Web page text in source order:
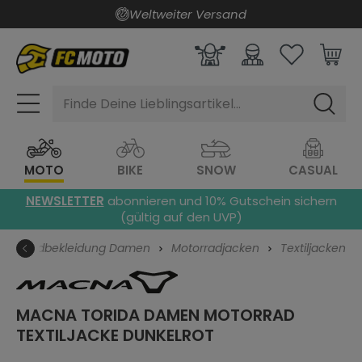
Weltweiter Versand
MOTO BIKE SNOW CASUAL
Finde Deine Lieblingsartikel...
NEWSLETTER abonnieren und 10% Gutschein sichern
(gültig auf den UVP)
Damen Motorradjacken Textiljacken
MACNA TORIDA DAMEN MOTORRAD
TEXTILJACKE DUNKELROT